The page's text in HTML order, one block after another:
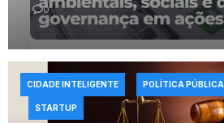
0
CIDADE INTELIGENTE POLÍTICA PÚBLICA
STARTUP